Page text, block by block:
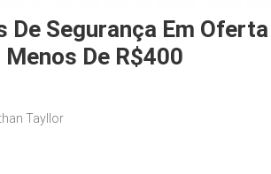
De Segurança Em
Menos De R$400
Tayllor